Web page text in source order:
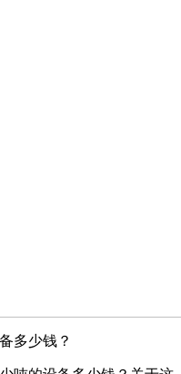
多少钱？